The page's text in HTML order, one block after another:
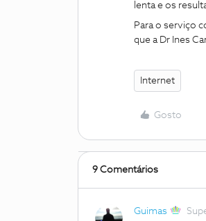
lenta e os
Para o serviço
que a Dr Ines
Internet
Gosto
9 Comentários
Guimas